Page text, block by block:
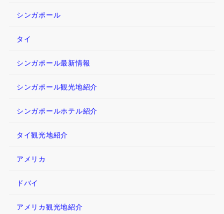
シンガポール
タイ
シンガポール最新情報
シンガポール観光地紹介
シンガポールホテル紹介
タイ観光地紹介
アメリカ
ドバイ
アメリカ観光地紹介